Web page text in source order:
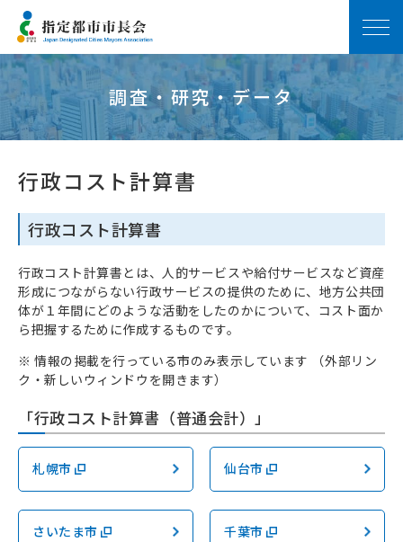
調査・研究・データ
行政コスト計算書
行政コスト計算書
行政コスト計算書とは、人的サービスや給付サービスなど資産
形成につながらない行政サービスの提供のために、地方公共団
体が１年間にどのような活動をしたのかについて、コスト面か
ら把握するために作成するものです。
※ 情報の掲載を行っている市のみ表示しています （外部リン
ク・新しいウィンドウを開きます）
「行政コスト計算書（普通会計）」
札幌市 仙台市
さいたま市 千葉市